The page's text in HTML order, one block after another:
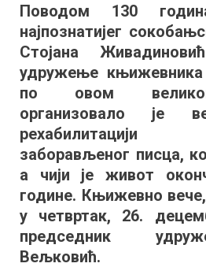
на
годишњицу
рођења
Поводом 130
најпознатијег
Стојана
удружење књижевника
по овом
организовало је
рехабилитацији
заборављеног писца,
а чији је живот
године. Књижевно
у четвртак, 26.
председник
Вељковић.